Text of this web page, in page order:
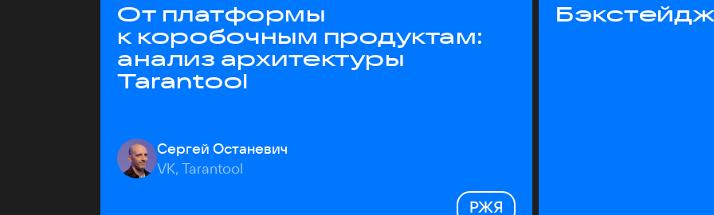
От платформы
к коробочным продуктам:
анализ архитектуры
Tarantool
Сергей Останевич
VK, Tarantool
РЖЯ
Бэкстейдж